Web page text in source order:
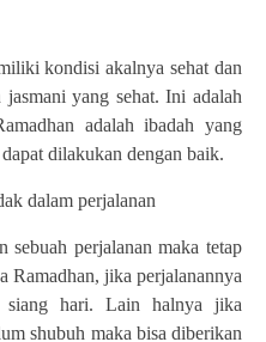
kondisi akalnya sehat dan
yang sehat. Ini adalah
adalah ibadah yang
dilakukan dengan baik.
dalam perjalanan
sebuah perjalanan maka tetap
Ramadhan, jika perjalanannya
hari. Lain halnya jika
shubuh maka bisa diberikan